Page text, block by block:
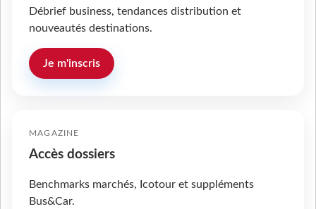
Débrief business, tendances distribution et
nouveautés destinations.
Je m'inscris
MAGAZINE
Accès dossiers
Benchmarks marchés, Icotour et suppléments
Bus&Car.